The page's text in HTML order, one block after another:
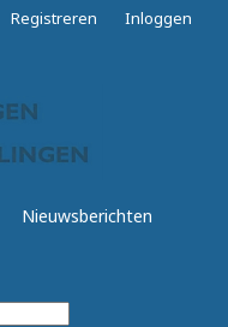
Nieuwsberichten
Registreren Inloggen